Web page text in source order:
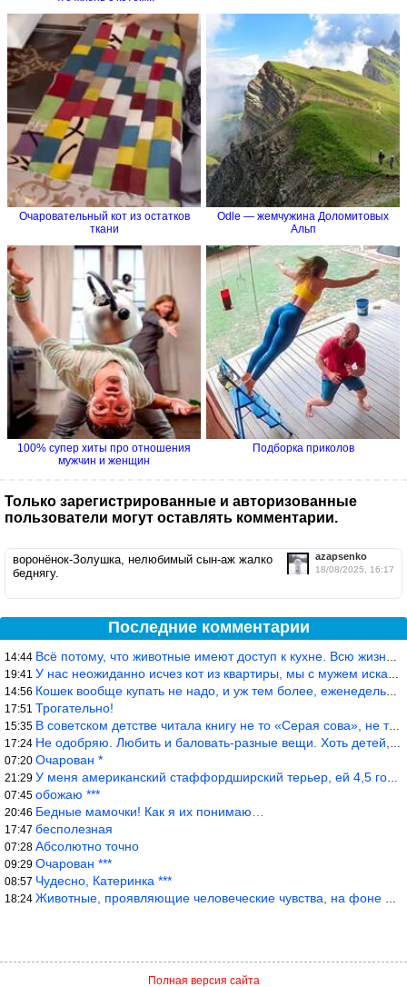
Очаровательный кот из остатков
ткани
Odle — жемчужина Доломитовых
Альп
100% супер хиты про отношения
мужчин и женщин
Подборка приколов
Только зарегистрированные и авторизованные
пользователи могут оставлять комментарии.
azapsenko
18/08/2025, 16:17
воронёнок-Золушка, нелюбимый сын-аж жалко
беднягу.
Последние комментарии
14:44 Всё потому, что животные имеют доступ к кухне. Всю жизнь живу с
19:41 У нас неожиданно исчез кот из квартиры, мы с мужем искали повсюд
14:56 Кошек вообще купать не надо, и уж тем более, еженедельно, как лю
17:51 Трогательно!
15:35 В советском детстве читала книгу не то «Серая сова», не то ещё к
17:24 Не одобряю. Любить и баловать-разные вещи. Хоть детей, хоть коше
07:20 Очарован *
21:29 У меня американский стаффордширский терьер, ей 4,5 года, но ни р
07:45 обожаю ***
20:46 Бедные мамочки! Как я их понимаю…
17:47 бесполезная
07:28 Абсолютно точно
09:29 Очарован ***
08:57 Чудесно, Катеринка ***
18:24 Животные, проявляющие человеческие чувства, на фоне озверевших д
Полная версия сайта